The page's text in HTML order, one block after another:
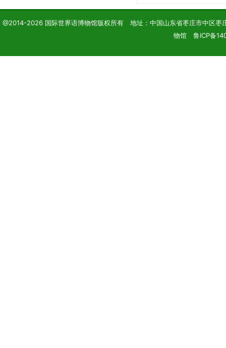
@2014-2026 国际世界语博物馆版权所有 地址：中国山东省枣庄市中区
物馆 鲁ICP备